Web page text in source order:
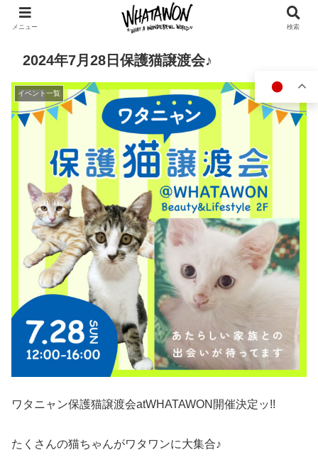
2024年7月28日保護猫譲渡会♪
イベント一覧
ワタニャン保護猫譲渡会atWHATAWON開催決定ッ!!
たくさんの猫ちゃんがワタワンに大集合♪
メニュー 検索